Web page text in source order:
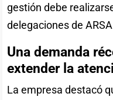
gestión debe
delegaciones de
Una demanda
extender la
La empresa destacó